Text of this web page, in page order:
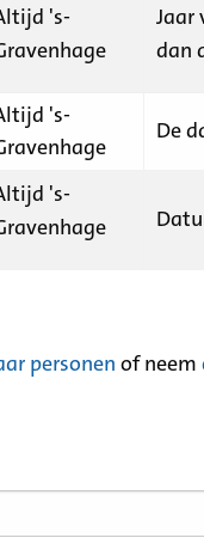
's-
Jaar
dan
's-
De
's-
personen of neem